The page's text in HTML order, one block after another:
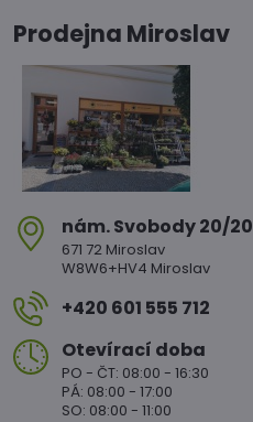
Prodejna Miroslav
nám​. Svobody 20/20
671 72 Miroslav
W8W6+HV4 Miroslav
+420 601 555 712
Otevírací doba
PO - ČT: 08:00 - 16:30
PÁ: 08:00 - 17:00
SO: 08:00 - 11:00